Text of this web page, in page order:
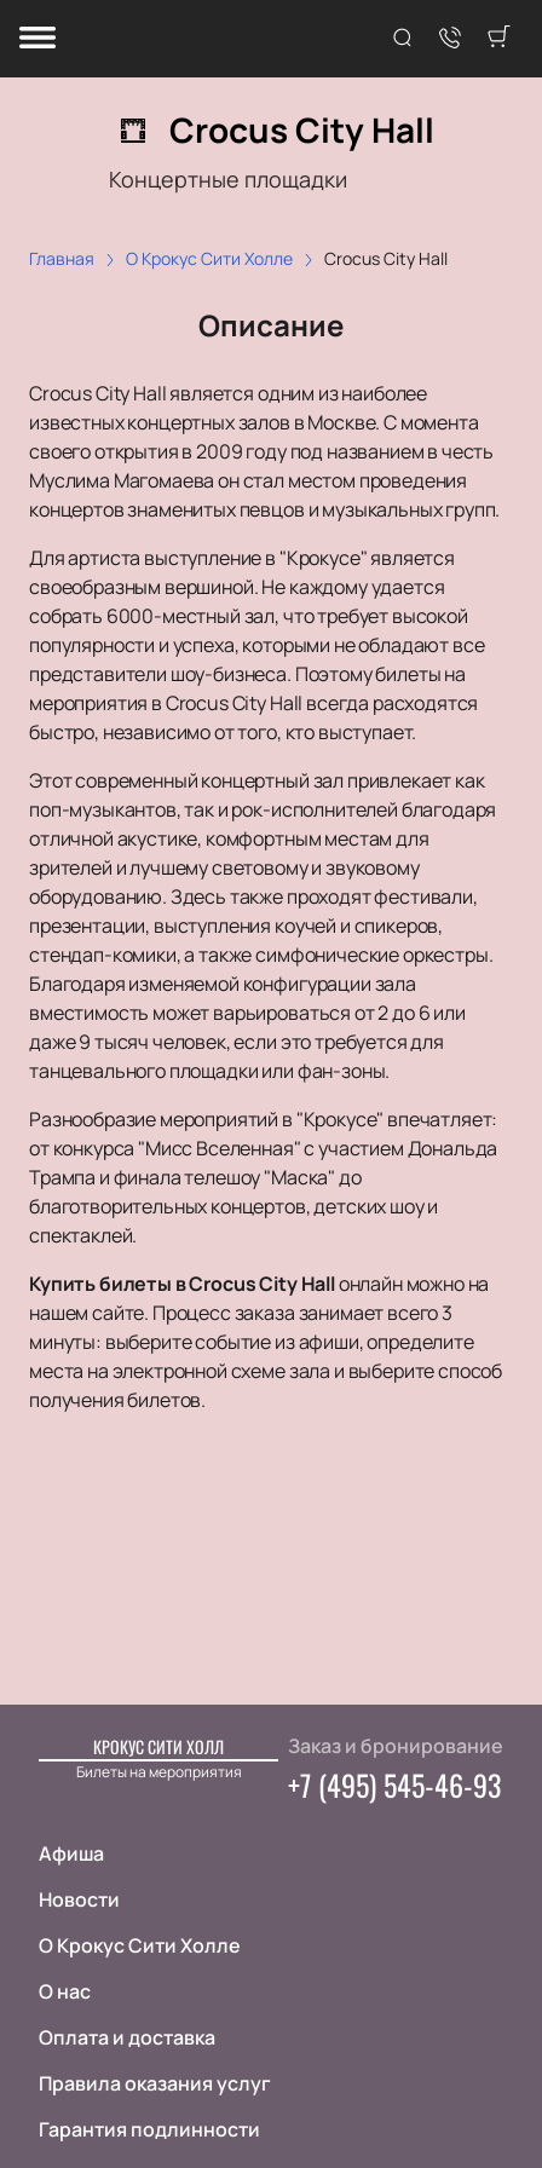
Crocus City Hall
Концертные площадки
Главная О Крокус Сити Холле Crocus City Hall
Описание
Crocus City Hall является одним из наиболее
известных концертных залов в Москве. С момента
своего открытия в 2009 году под названием в честь
Муслима Магомаева он стал местом проведения
концертов знаменитых певцов и музыкальных групп.
Для артиста выступление в "Крокусе" является
своеобразным вершиной. Не каждому удается
собрать 6000-местный зал, что требует высокой
популярности и успеха, которыми не обладают все
представители шоу-бизнеса. Поэтому билеты на
мероприятия в Crocus City Hall всегда расходятся
быстро, независимо от того, кто выступает.
Этот современный концертный зал привлекает как
поп-музыкантов, так и рок-исполнителей благодаря
отличной акустике, комфортным местам для
зрителей и лучшему световому и звуковому
оборудованию. Здесь также проходят фестивали,
презентации, выступления коучей и спикеров,
стендап-комики, а также симфонические оркестры.
Благодаря изменяемой конфигурации зала
вместимость может варьироваться от 2 до 6 или
даже 9 тысяч человек, если это требуется для
танцевального площадки или фан-зоны.
Разнообразие мероприятий в "Крокусе" впечатляет:
от конкурса "Мисс Вселенная" с участием Дональда
Трампа и финала телешоу "Маска" до
благотворительных концертов, детских шоу и
спектаклей.
Купить билеты в Crocus City Hallонлайн можно на
нашем сайте. Процесс заказа занимает всего 3
минуты: выберите событие из афиши, определите
места на электронной схеме зала и выберите способ
получения билетов.
КРОКУС СИТИ ХОЛЛ
Билеты на мероприятия
Афиша
Новости
О Крокус Сити Холле
О нас
Оплата и доставка
Правила оказания услуг
Гарантия подлинности
Заказ и бронирование
+7 (495) 545-46-93